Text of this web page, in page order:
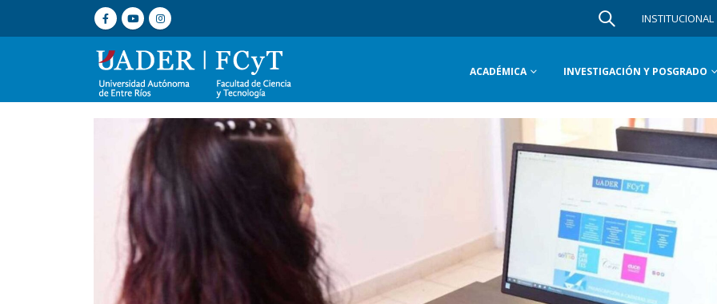
INSTITUCIONAL
ACADÉMICA INVESTIGACIÓN Y POSGRADO